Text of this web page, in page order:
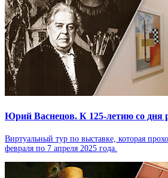
Юрий Васнецов. К 125-летию со дня
Виртуальный тур по выставке, которая
февраля по 7 апреля 2025 года.